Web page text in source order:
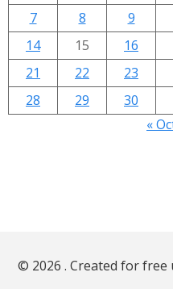
7
8 9
14
15 16
21
22 23
28
29
30
«
© 2026 . Created for free